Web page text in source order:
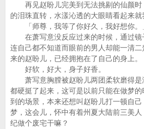
再见赵盼儿完美到无法挑剔的仙颜时
的泪珠直转，水漾沁透的大眼睛看起来就
「师尊，我等了你好久，我好想你。
在萧写意没反应过来的时候，通过镜
连自己都不知道而眼前的男人却能一清
来的赵盼儿，已经拥抱在了自己的身上。
好软，好大，身子好香。
萧写意胸膛被赵盼儿两团柔软磨得是
都硬挺了起来，这可是以前只能在做梦
到的场景，本来还想叫赵盼儿打一顿自
梦，这会儿，怀中有着州夏大陆前三美
纪做个废宅干嘛？